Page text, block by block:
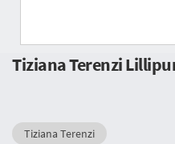
Tiziana Terenzi
Tiziana Terenzi